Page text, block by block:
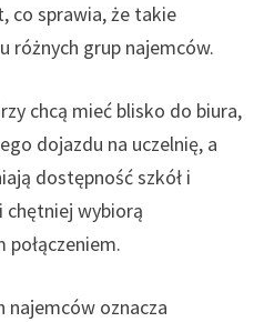
co sprawia, że takie
różnych grup najemców.
chcą mieć blisko do biura,
dojazdu na uczelnię, a
dostępność szkół i
chętniej wybiorą
najemców oznacza